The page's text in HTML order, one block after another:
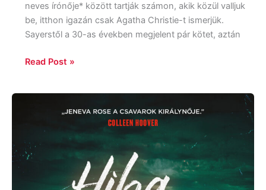
neves írónője* között tartják számon, akik közül valljuk
be, itthon igazán csak Agatha Christie-t ismerjük.
Sayerstől a 30-as években megjelent pár kötet, aztán
Read Post »
volt
idejönnöd